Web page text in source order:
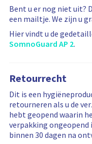
Bent u er nog niet uit?
een mailtje. We zijn u
Hier vindt u de
SomnoGuard AP 2.
Retourrecht
Dit is een
retourneren als u de
hebt geopend waarin
verpakking
binnen 30 dagen na